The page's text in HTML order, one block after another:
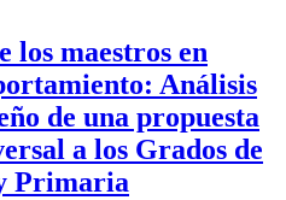
los maestros en
Análisis
de una propuesta
a los Grados de
Primaria